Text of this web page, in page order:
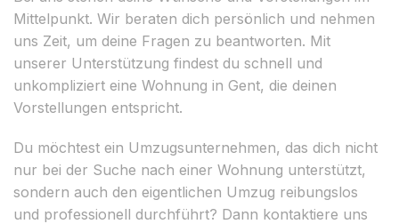
Mittelpunkt. Wir beraten dich persönlich und nehmen
uns Zeit, um deine Fragen zu beantworten. Mit
unserer Unterstützung findest du schnell und
unkompliziert eine Wohnung in Gent, die deinen
Vorstellungen entspricht.
Du möchtest ein Umzugsunternehmen, das dich nicht
nur bei der Suche nach einer Wohnung unterstützt,
sondern auch den eigentlichen Umzug reibungslos
und professionell durchführt? Dann kontaktiere uns